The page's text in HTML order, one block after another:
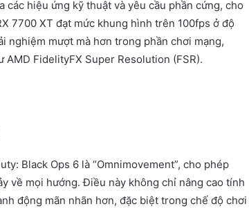
hiệu ứng kỹ thuật và yêu cầu phần cứng, cho
7700 XT đạt mức khung hình trên 100fps ở độ
nghiệm mượt mà hơn trong phần chơi mạng,
FidelityFX Super Resolution (FSR).
Black Ops 6 là “Omnimovement”, cho phép
về mọi hướng. Điều này không chỉ nâng cao tính
động mãn nhãn hơn, đặc biệt trong chế độ chơi